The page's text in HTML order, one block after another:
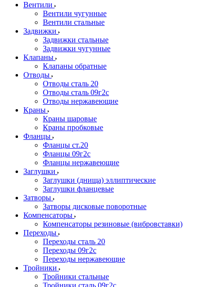
Вентили
Вентили чугунные
Вентили стальные
Задвижки
Задвижки стальные
Задвижки чугунные
Клапаны
Клапаны обратные
Отводы
Отводы сталь 20
Отводы сталь 09г2с
Отводы нержавеющие
Краны
Краны шаровые
Краны пробковые
Фланцы
Фланцы ст.20
Фланцы 09г2с
Фланцы нержавеющие
Заглушки
Заглушки (днища) эллиптические
Заглушки фланцевые
Затворы
Затворы дисковые поворотные
Компенсаторы
Компенсаторы резиновые (вибровставки)
Переходы
Переходы сталь 20
Переходы 09г2с
Переходы нержавеющие
Тройники
Тройники стальные
Тройники сталь 09г2с